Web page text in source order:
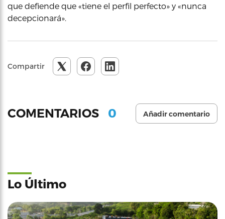
que defiende que «tiene el perfil perfecto» y «nunca
decepcionará».
Compartir
COMENTARIOS 0 Añadir comentario
Lo Último